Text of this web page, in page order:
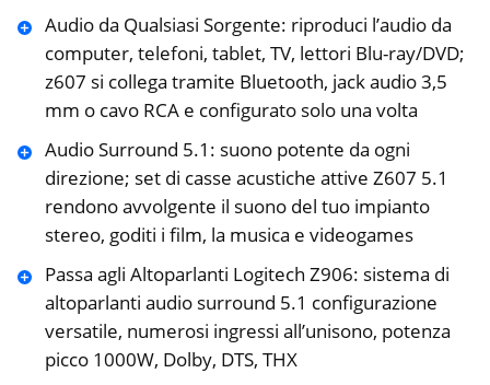
Audio da Qualsiasi Sorgente: riproduci l’audio da
computer, telefoni, tablet, TV, lettori Blu-‎ray/DVD;
z607 si collega tramite Bluetooth, jack audio 3,5
mm o cavo RCA e configurato ‎solo una volta
Audio Surround 5.1: suono potente da ogni
direzione; set di casse acustiche attive Z607 ‎‎5.1
rendono avvolgente il suono del tuo impianto
stereo, goditi i film, la ‎musica e videogames
Passa agli Altoparlanti Logitech Z906: sistema di
altoparlanti audio surround 5.1 configurazione
versatile, numerosi ingressi all’unisono, potenza
picco 1000W, Dolby, DTS, THX